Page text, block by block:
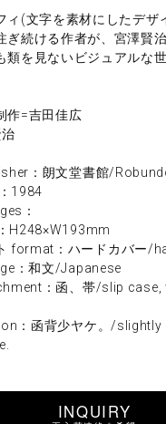
ィ(文字を素材にしたデザ
ぎ続ける作者が、宮澤賢
類を見ないビジュアルな
作=吉田佳広
：朗文堂書館/
1984
：
H248×W193mm
format：ハードカバー/
：和文/Japanese
：函、帯/slip
：函背少ヤケ。/slightly
INQUIRY